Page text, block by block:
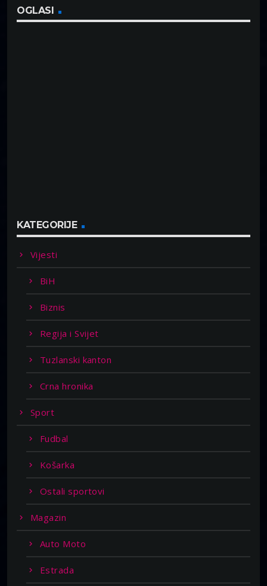
OGLASI
KATEGORIJE
Vijesti
BiH
Biznis
Regija i Svijet
Tuzlanski kanton
Crna hronika
Sport
Fudbal
Košarka
Ostali sportovi
Magazin
Auto Moto
Estrada